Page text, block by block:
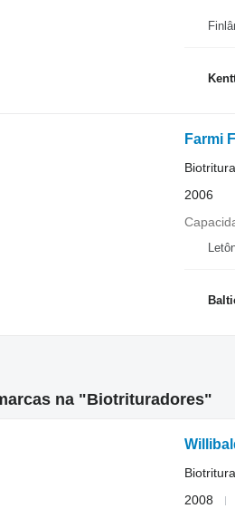
Farmi
2006
na "Biotrituradores"
2008